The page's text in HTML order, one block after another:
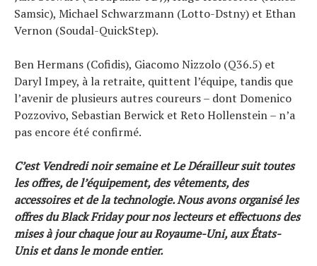
Samsic), Michael Schwarzmann (Lotto-Dstny) et Ethan
Vernon (Soudal-QuickStep).
Ben Hermans (Cofidis), Giacomo Nizzolo (Q36.5) et
Daryl Impey, à la retraite, quittent l’équipe, tandis que
l’avenir de plusieurs autres coureurs – dont Domenico
Pozzovivo, Sebastian Berwick et Reto Hollenstein – n’a
pas encore été confirmé.
C’estVendredi noirsemaine et Le Dérailleur suit toutes
les offres, de l’équipement, des vêtements, des
accessoires et de la technologie. Nous avons organisé les
offres du Black Friday pour nos lecteurs et effectuons des
mises à jour chaque jour au Royaume-Uni, aux États-
Unis et dans le monde entier.